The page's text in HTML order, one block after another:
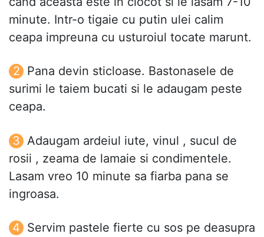
minute. Intr-o tigaie cu putin ulei calim
ceapa impreuna cu usturoiul tocate marunt.
Pana devin sticloase. Bastonasele de
surimi le taiem bucati si le adaugam peste
ceapa.
Adaugam ardeiul iute, vinul , sucul de
rosii , zeama de lamaie si condimentele.
Lasam vreo 10 minute sa fiarba pana se
ingroasa.
Servim pastele fierte cu sos pe deasupra